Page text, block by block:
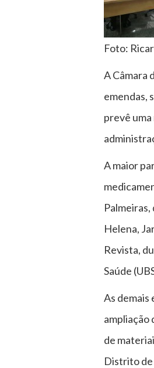
Foto:
A Câmara
emendas,
prevê
A maior
Helena,
Revista,
Saúde
As demais
ampliação
de
Distrito de